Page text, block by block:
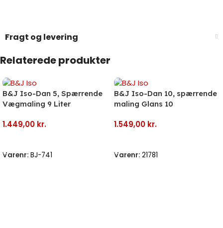
Fragt og levering
Relaterede produkter
B&J Iso-Dan 5, Spærrende
Vægmaling 9 Liter
1.449,00 kr.
Varenr: BJ-741
B&J Iso-Dan 10, spærrende
maling Glans 10
1.549,00 kr.
Varenr: 21781